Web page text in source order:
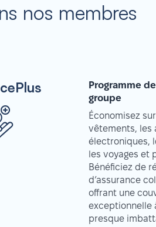
nos membres
Programme
groupe
Économisez
vêtements, les
électroniques,
les voyages et
Bénéficiez de
d’assurance
offrant une
exceptionnelle
presque